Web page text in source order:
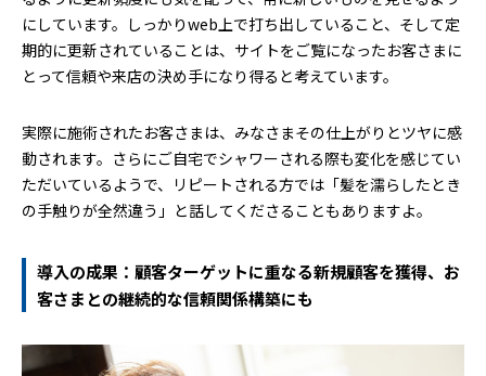
にしています。しっかりweb上で打ち出していること、そして定
期的に更新されていることは、サイトをご覧になったお客さまに
とって信頼や来店の決め手になり得ると考えています。
実際に施術されたお客さまは、みなさまその仕上がりとツヤに感
動されます。さらにご自宅でシャワーされる際も変化を感じてい
ただいているようで、リピートされる方では「髪を濡らしたとき
の手触りが全然違う」と話してくださることもありますよ。
導入の成果：顧客ターゲットに重なる新規顧客を獲得、お
客さまとの継続的な信頼関係構築にも